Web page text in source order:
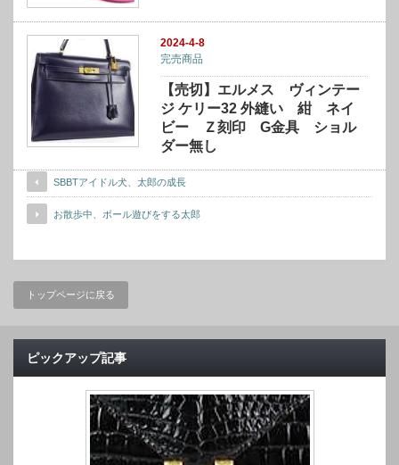
2024-4-8
完売商品
【売切】エルメス ヴィンテー
ジ ケリー32 外縫い 紺 ネイ
ビー Ｚ刻印 G金具 ショル
ダー無し
SBBTアイドル犬、太郎の成長
お散歩中、ボール遊びをする太郎
トップページに戻る
ピックアップ記事